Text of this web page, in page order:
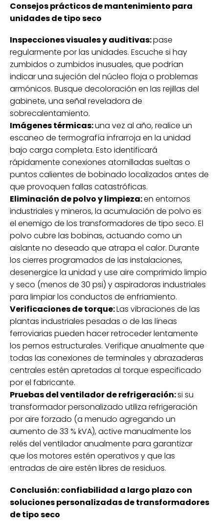
Consejos prácticos de mantenimiento para
unidades de tipo seco
Inspecciones visuales y auditivas:pase
regularmente por las unidades. Escuche si hay
zumbidos o zumbidos inusuales, que podrían
indicar una sujeción del núcleo floja o problemas
armónicos. Busque decoloración en las rejillas del
gabinete, una señal reveladora de
sobrecalentamiento.
Imágenes térmicas:una vez al año, realice un
escaneo de termografía infrarroja en la unidad
bajo carga completa. Esto identificará
rápidamente conexiones atornilladas sueltas o
puntos calientes de bobinado localizados antes de
que provoquen fallas catastróficas.
Eliminación de polvo y limpieza:en entornos
industriales y mineros, la acumulación de polvo es
el enemigo de los transformadores de tipo seco. El
polvo cubre las bobinas, actuando como un
aislante no deseado que atrapa el calor. Durante
los cierres programados de las instalaciones,
desenergice la unidad y use aire comprimido limpio
y seco (menos de 30 psi) y aspiradoras industriales
para limpiar los conductos de enfriamiento.
Verificaciones de torque:Las vibraciones de las
plantas industriales pesadas o de las líneas
ferroviarias pueden hacer retroceder lentamente
los pernos estructurales. Verifique anualmente que
todas las conexiones de terminales y abrazaderas
centrales estén apretadas al torque especificado
por el fabricante.
Pruebas del ventilador de refrigeración:si su
transformador personalizado utiliza refrigeración
por aire forzado (a menudo agregando un
aumento de 33 % kVA), active manualmente los
relés del ventilador anualmente para garantizar
que los motores estén operativos y que las
entradas de aire estén libres de residuos.
Conclusión: confiabilidad a largo plazo con
soluciones personalizadas de transformadores
de tipo seco